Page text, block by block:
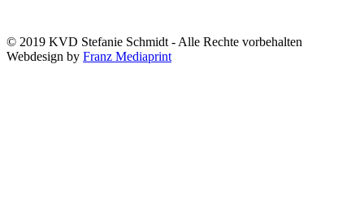
© 2019 KVD Stefanie Schmidt - Alle Rechte vorbehalten
Webdesign by Franz Mediaprint